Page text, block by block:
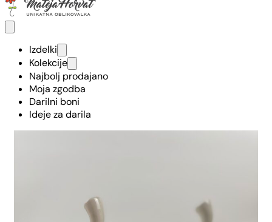
Izdelki
Kolekcije
Najbolj prodajano
Moja zgodba
Darilni boni
Ideje za darila